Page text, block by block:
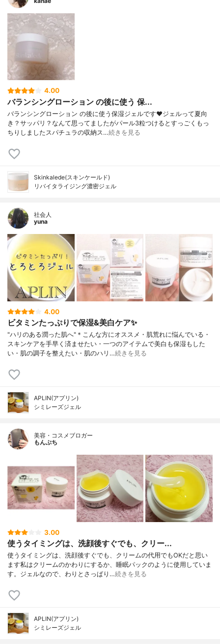
4.00
バランシングローション の後に使う 保...
バランシングローション の後に使う保湿ジェルです❤️ジェルって夏向
き？サッパリ？なんて思ってましたがパール3粒つけるとすっごくもっ
ちりしましたスパチュラの収納ス…続きを見る
Skinkalede(スキンケールド)
リバイタライジング濃密ジェル
社会人
yuna
4.00
ビタミンたっぷりで保湿&美白ケア✨
"ハリのある潤った肌へ"＊こんな方にオススメ・肌荒れに悩んでいる・
スキンケアを手早く済ませたい・一つのアイテムで美白も保湿もした
い・肌の調子を整えたい・肌のハリ…続きを見る
APLIN(アプリン)
シミレーズジェル
美容・コスメブロガー
もんぷち
3.00
使うタイミングは、洗顔後すぐでも、クリー...
使うタイミングは、洗顔後すぐでも、クリームの代用でもOKだと思い
ます私はクリームのかわりにするか、睡眠パックのように使用していま
す。ジェルなので、わりとさっぱり…続きを見る
APLIN(アプリン)
シミレーズジェル